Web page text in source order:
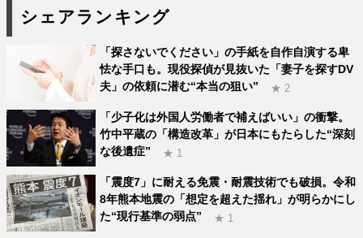
シェアランキング
「探さないでください」の手紙を自作自演する卑
怯な手口も。現役探偵が見抜いた「妻子を探すDV
夫」の依頼に潜む“本当の狙い”
★ 2
「少子化は外国人労働者で補えばいい」の衝撃。
竹中平蔵の「構造改革」が日本にもたらした“深刻
な後遺症”
★ 1
「震度7」に耐える免震・耐震技術でも破損。令和
8年熊本地震の「想定を超えた揺れ」が明らかにし
た“現行基準の弱点”
★ 1